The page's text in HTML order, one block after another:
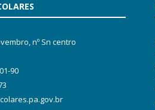
nº Sn centro
90